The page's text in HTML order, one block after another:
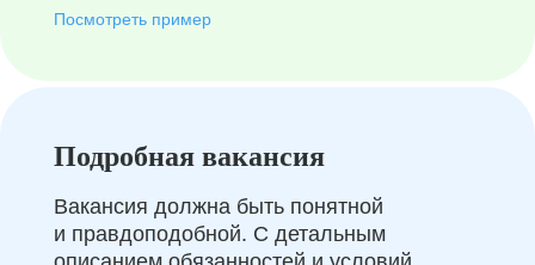
Посмотреть пример
Подробная вакансия
Вакансия должна быть понятной
и правдоподобной. С детальным